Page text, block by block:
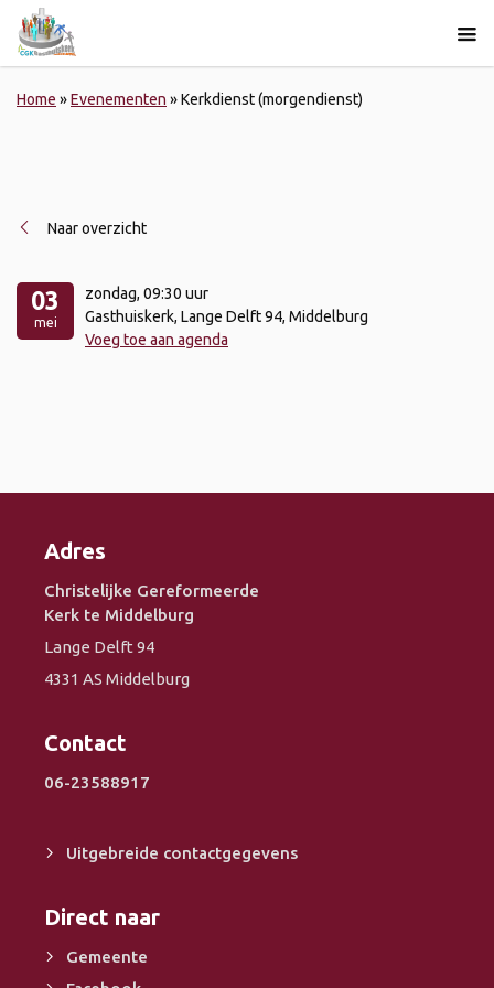
Home »Evenementen »Kerkdienst (morgendienst)
Naar overzicht
03
mei
zondag, 09:30 uur
Gasthuiskerk, Lange Delft 94, Middelburg
Voeg toe aan agenda
Adres
Christelijke Gereformeerde
Kerk te Middelburg
Lange Delft 94
4331 AS Middelburg
Contact
06-23588917
Uitgebreide contactgegevens
Direct naar
Gemeente